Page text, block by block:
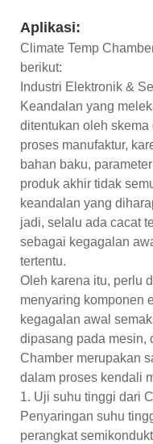
Aplikasi:
Climate Temp
berikut:
Industri Elektronik &
Keandalan yang
ditentukan oleh
proses manufaktur,
bahan baku,
produk akhir tidak
keandalan yang
jadi, selalu ada cacat
sebagai kegagalan
tertentu.
Oleh karena itu, perlu
menyaring komponen
kegagalan awal
dipasang pada mesin,
Chamber merupakan
dalam proses kendali
1. Uji suhu tinggi dari
Penyaringan suhu
perangkat